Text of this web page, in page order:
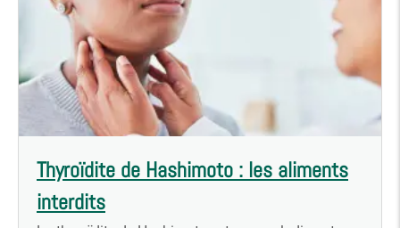
Thyroïdite de Hashimoto : les aliments
interdits